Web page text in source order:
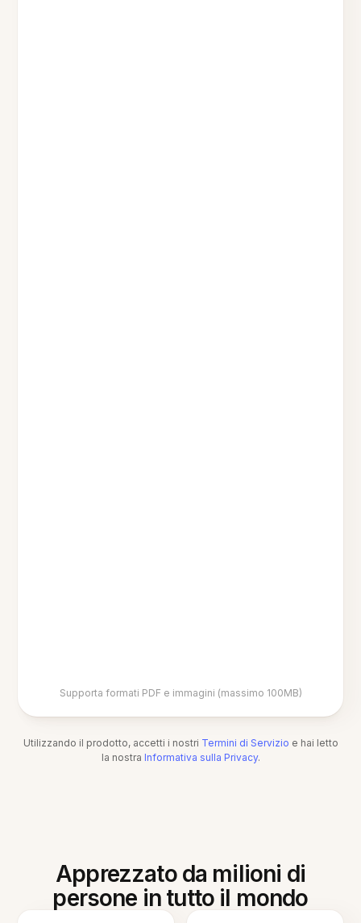
Supporta formati PDF e immagini (massimo 100MB)
Utilizzando il prodotto, accetti i nostri Termini di Servizio e hai letto
la nostra Informativa sulla Privacy.
Apprezzato da milioni di
persone in tutto il mondo